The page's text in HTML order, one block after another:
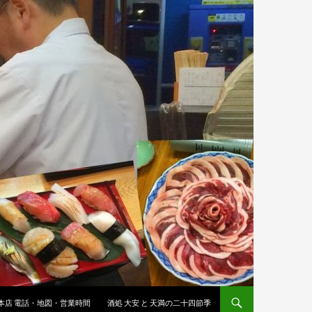
店 電話・地図・営業時間 酒処 大安 と 天満の二十四節季